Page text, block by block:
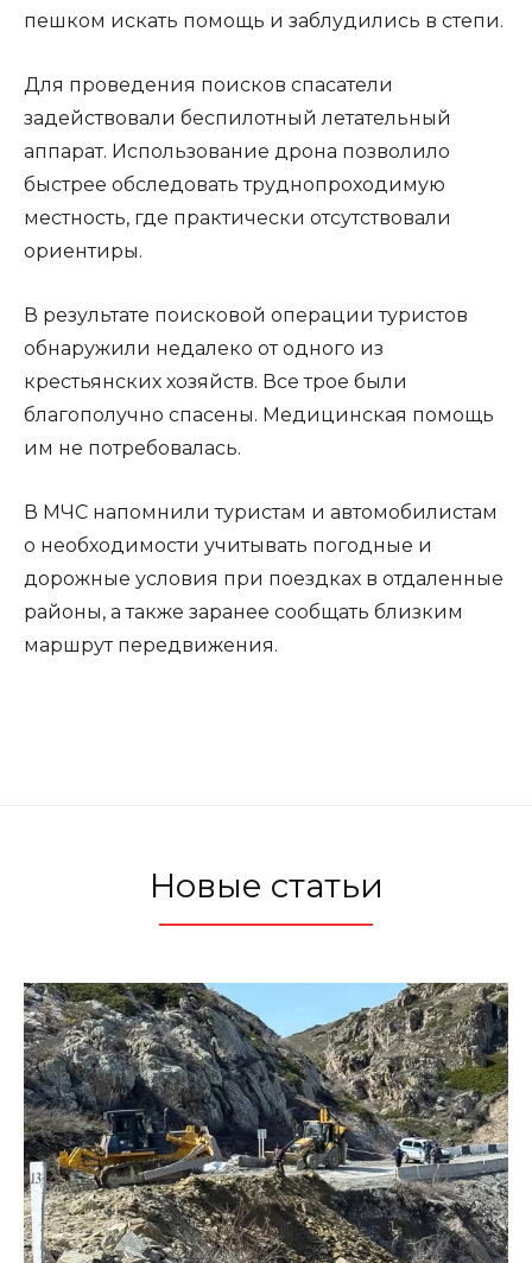
пешком искать помощь и заблудились в степи.
Для проведения поисков спасатели
задействовали беспилотный летательный
аппарат. Использование дрона позволило
быстрее обследовать труднопроходимую
местность, где практически отсутствовали
ориентиры.
В результате поисковой операции туристов
обнаружили недалеко от одного из
крестьянских хозяйств. Все трое были
благополучно спасены. Медицинская помощь
им не потребовалась.
В МЧС напомнили туристам и автомобилистам
о необходимости учитывать погодные и
дорожные условия при поездках в отдаленные
районы, а также заранее сообщать близким
маршрут передвижения.
Новые статьи